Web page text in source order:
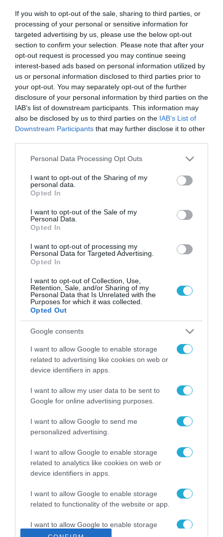
If you wish to opt-out of the sale, sharing to third parties, or
processing of your personal or sensitive information for
targeted advertising by us, please use the below opt-out
section to confirm your selection. Please note that after your
opt-out request is processed you may continue seeing
interest-based ads based on personal information utilized by
us or personal information disclosed to third parties prior to
your opt-out. You may separately opt-out of the further
disclosure of your personal information by third parties on the
IAB’s list of downstream participants. This information may
also be disclosed by us to third parties on the IAB’s List of
Downstream Participants that may further disclose it to other
Please note that this website/app uses one or more Google
not limited to your visit or usage behaviour. You may click to
grant or deny consent to Google and its third-party tags to
use your data for below specified purposes in below Google
consent section.
Personal Data Processing Opt Outs
I want to opt-out of the Sharing of my
personal data.
Opted In
I want to opt-out of the Sale of my
Personal Data.
Opted In
I want to opt-out of processing my
Personal Data for Targeted Advertising.
Opted In
I want to opt-out of Collection, Use,
Retention, Sale, and/or Sharing of my
Personal Data that Is Unrelated with the
Purposes for which it was collected.
Opted Out
Google consents
I want to allow Google to enable storage
related to advertising like cookies on web or
device identifiers in apps.
I want to allow my user data to be sent to
Google for online advertising purposes.
I want to allow Google to send me
personalized advertising.
I want to allow Google to enable storage
related to analytics like cookies on web or
device identifiers in apps.
I want to allow Google to enable storage
related to functionality of the website or app.
I want to allow Google to enable storage
related to personalization.
ΕΧΑΕ σε €6,90 ανά μετοχή, με αναλογία
ανταλλαγής 21,029 […]
ΡΟΗ ΕΙΔΗΣΕΩΝ
Το χρηματοδοτούμενο
από την ΕΕ έργο “The
Gaming Police”
ενισχύει την ασφάλεια
των παιδιών στο
διαδίκτυο
31.07.2026
ΑΑΔΕ: Διευκρινίσεις
για τα πρόστιμα σε
αφορούν τους ΦΗΜ
Σ. Καλαφάτης: «Η
Τεχνητή Νοημοσύνη
δεν είναι απλώς μια
μια νέα βιομηχανική
επανάσταση»
Νέος οδηγός του ΕΚΤ
των ελληνικών